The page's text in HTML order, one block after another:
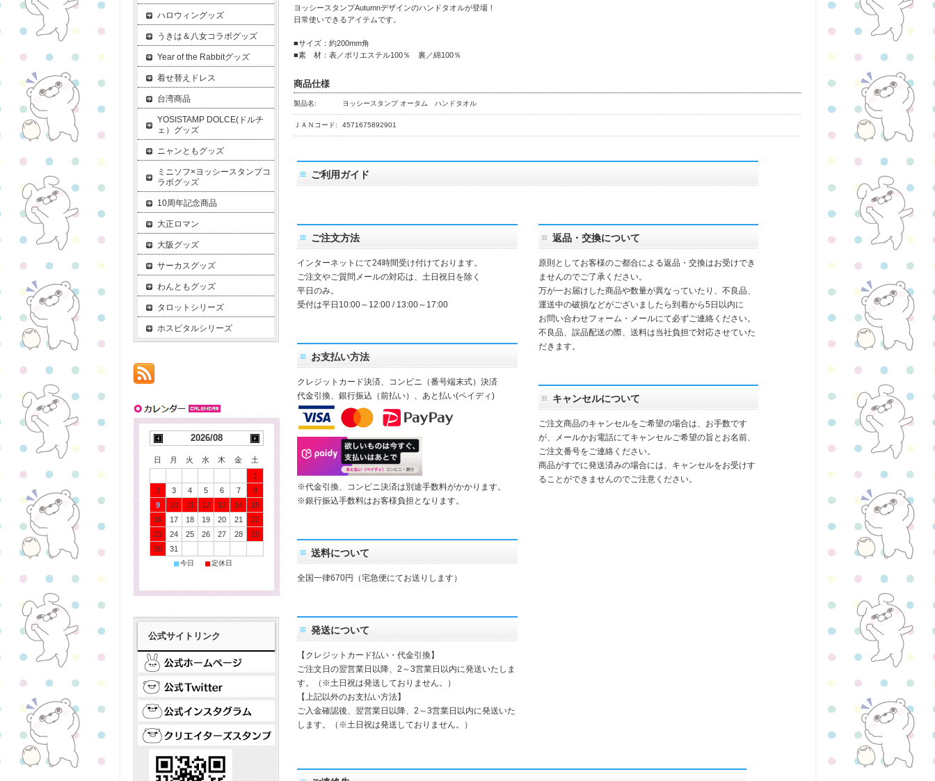
ヨッシースタンプAutumnデザインのハンドタオルが登場！
日常使いできるアイテムです。
■サイズ：約200mm角
■素 材：表／ポリエステル100％ 裏／綿100％
商品仕様
製品名: ヨッシースタンプ オータム ハンドタオル
ＪＡＮコード: 4571675892901
ご利用ガイド
ご注文方法
インターネットにて24時間受け付けております。
ご注文やご質問メールの対応は、土日祝日を除く
平日のみ。
受付は平日10:00～12:00 / 13:00～17:00
お支払い方法
クレジットカード決済、コンビニ（番号端末式）決済
代金引換、銀行振込（前払い）、あと払い(ペイディ)
※代金引換、コンビニ決済は別途手数料がかかります。
※銀行振込手数料はお客様負担となります。
送料について
全国一律670円（宅急便にてお送りします）
発送について
【クレジットカード払い・代金引換】
ご注文日の翌営業日以降、2～3営業日以内に発送いたしま
す。（※土日祝は発送しておりません。）
【上記以外のお支払い方法】
ご入金確認後、翌営業日以降、2～3営業日以内に発送いた
します。（※土日祝は発送しておりません。）
返品・交換について
原則としてお客様のご都合による返品・交換はお受けでき
ませんのでご了承ください。
万が一お届けした商品や数量が異なっていたり、不良品、
運送中の破損などがございましたら到着から5日以内に
お問い合わせフォーム・メールにて必ずご連絡ください。
不良品、誤品配送の際、送料は当社負担で対応させていた
だきます。
キャンセルについて
ご注文商品のキャンセルをご希望の場合は、お手数です
が、メールかお電話にてキャンセルご希望の旨とお名前、
ご注文番号をご連絡ください。
商品がすでに発送済みの場合には、キャンセルをお受けす
ることができませんのでご注意ください。
ハロウィングッズ
うきは＆八女コラボグッズ
Year of the Rabbitグッズ
着せ替えドレス
台湾商品
YOSISTAMP DOLCE(ドルチ
ェ）グッズ
ニャンともグッズ
ミニソフ×ヨッシースタンプコ
ラボグッズ
10周年記念商品
大正ロマン
大阪グッズ
サーカスグッズ
わんともグッズ
タロットシリーズ
ホスピタルシリーズ
2026/08
日 月 火 水 木 金
土
1
2
3 4 5 6 7
8
9
10 11 12 13 14
15
16
17 18 19 20 21
22
23
24 25 26 27 28
29
30
31
■今日 ■定休日
公式サイトリンク